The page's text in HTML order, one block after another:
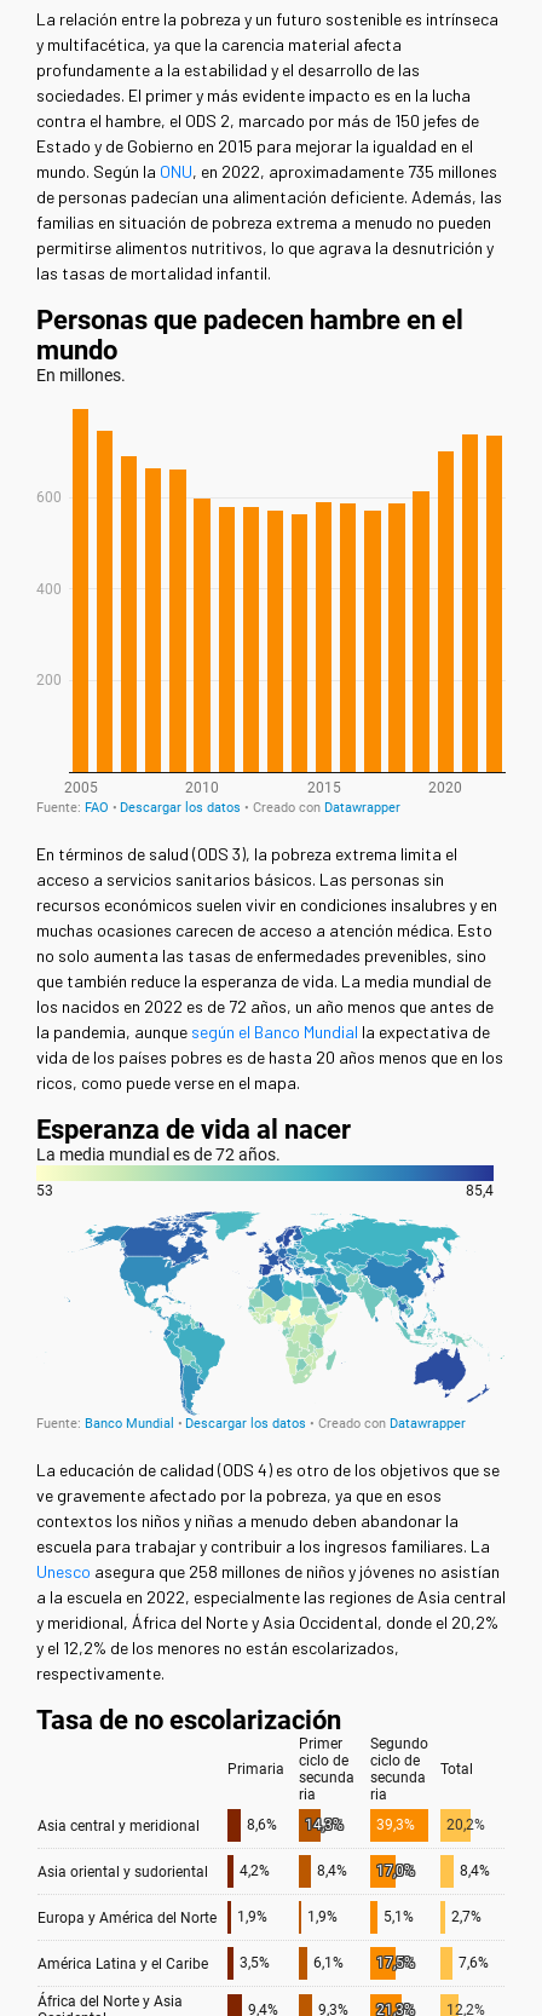
La relación entre la pobreza y un futuro sostenible es intrínseca
y multifacética, ya que la carencia material afecta
profundamente a la estabilidad y el desarrollo de las
sociedades. El primer y más evidente impacto es en la lucha
contra el hambre, el ODS 2, marcado por más de 150 jefes de
Estado y de Gobierno en 2015 para mejorar la igualdad en el
mundo. Según la ONU, en 2022, aproximadamente 735 millones
de personas padecían una alimentación deficiente. Además, las
familias en situación de pobreza extrema a menudo no pueden
permitirse alimentos nutritivos, lo que agrava la desnutrición y
las tasas de mortalidad infantil.
En términos de salud (ODS 3), la pobreza extrema limita el
acceso a servicios sanitarios básicos. Las personas sin
recursos económicos suelen vivir en condiciones insalubres y en
muchas ocasiones carecen de acceso a atención médica. Esto
no solo aumenta las tasas de enfermedades prevenibles, sino
que también reduce la esperanza de vida. La media mundial de
los nacidos en 2022 es de 72 años, un año menos que antes de
la pandemia, aunque según el Banco Mundial la expectativa de
vida de los países pobres es de hasta 20 años menos que en los
ricos, como puede verse en el mapa.
La educación de calidad (ODS 4) es otro de los objetivos que se
ve gravemente afectado por la pobreza, ya que en esos
contextos los niños y niñas a menudo deben abandonar la
escuela para trabajar y contribuir a los ingresos familiares. La
Unesco asegura que 258 millones de niños y jóvenes no asistían
a la escuela en 2022, especialmente las regiones de Asia central
y meridional, África del Norte y Asia Occidental, donde el 20,2%
y el 12,2% de los menores no están escolarizados,
respectivamente.